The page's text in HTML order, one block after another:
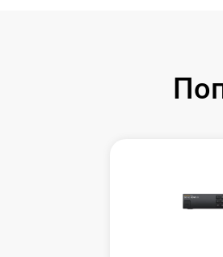
Ремонт разъема